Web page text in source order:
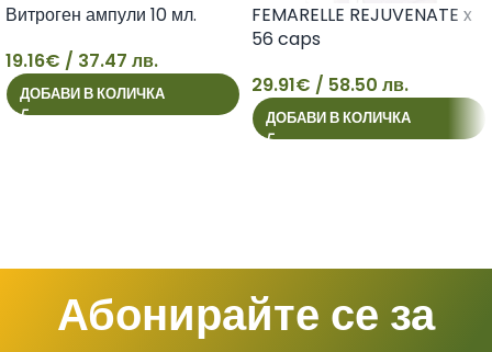
19
Витроген ампули 10 мл.
19.16€ / 37.47 лв.
ДОБАВИ В КОЛИЧКА 29
FEMARELLE REJUVENATE x
56 caps
29.91€ / 58.50 лв.
ДОБАВИ В КОЛИЧКА
Абонирайте се за